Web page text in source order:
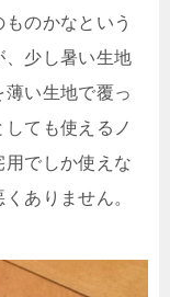
のかなという
、少し暑い生地
い生地で覆っ
ても使えるノ
用でしか使えな
ありません。